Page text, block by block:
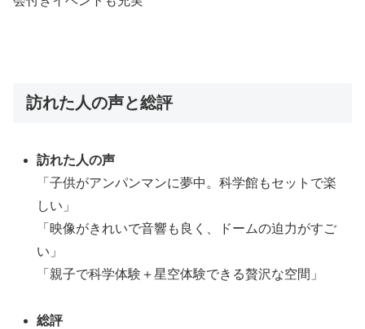
訪れた人の声と総評
訪れた人の声
「子供がアンパンマンに夢中。科学館もセットで楽
しい」
「映像がきれいで音響も良く、ドームの迫力がすご
い」
「親子で科学体験＋星空体験できる贅沢な空間」
総評